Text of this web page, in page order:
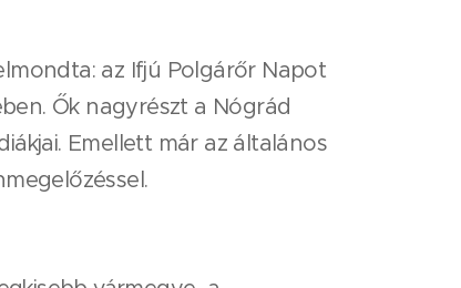
az Ifjú Polgárőr Napot
Ők nagyrészt a Nógrád
Emellett már az általános